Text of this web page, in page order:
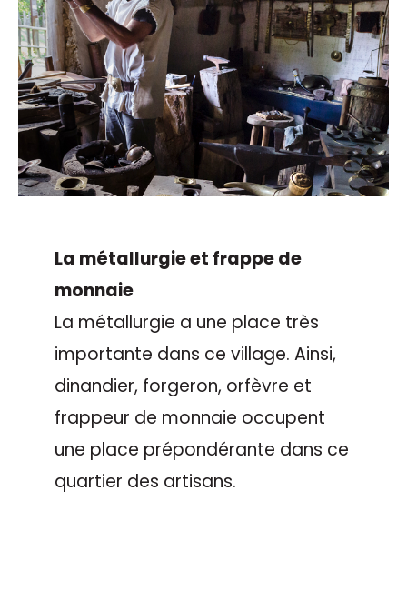
La métallurgie et frappe de
monnaie
La métallurgie a une place très
importante dans ce village. Ainsi,
dinandier, forgeron, orfèvre et
frappeur de monnaie occupent
une place prépondérante dans ce
quartier des artisans.